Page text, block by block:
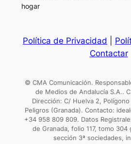
hogar
Política de Privacidad
Contactar
© CMA Comunicación.
de Medios de Andalucía S.A..
Dirección: C/ Huelva 2, Polígono
Peligros (Granada). Contacto:
+34 958 809 809. Datos
de Granada, folio 117, tomo
sección 3ª sociedades,